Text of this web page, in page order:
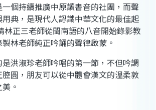
持續推廣中原讀書音的社團，而聲
典，是現代人認識中華文化的最佳起
林正三老師從閩南語的八音開始錄影教
林老師純正吟誦的聲律啟蒙。
淑珍老師吟唱的第一節，不但吟調
圓，朋友可以從中體會漢文的溫柔敦
。